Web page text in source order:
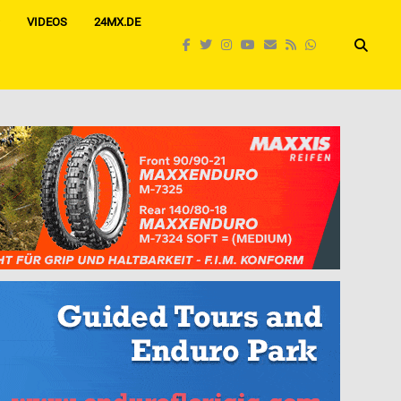
VIDEOS 24MX.DE